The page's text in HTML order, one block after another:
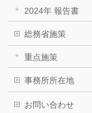
2024年 報告書
総務省施策
重点施策
事務所所在地
お問い合わせ